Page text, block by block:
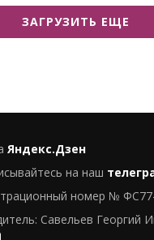
ЗАГРУЗИТЬ ЕЩЕ
Яндекс.Дзен
на наш
номер №
Савельев Георгий